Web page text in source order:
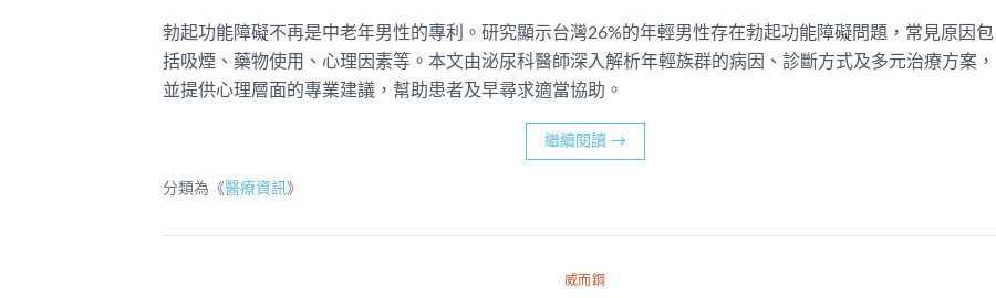
勃起功能障礙不再是中老年男性的專利。研究顯示台灣26%的年輕男性存在勃起功能障礙問題，常見原因包
括吸煙、藥物使用、心理因素等。本文由泌尿科醫師深入解析年輕族群的病因、診斷方式及多元治療方案，
並提供心理層面的專業建議，幫助患者及早尋求適當協助。
繼續閱讀 →
分類為《醫療資訊》
威而鋼